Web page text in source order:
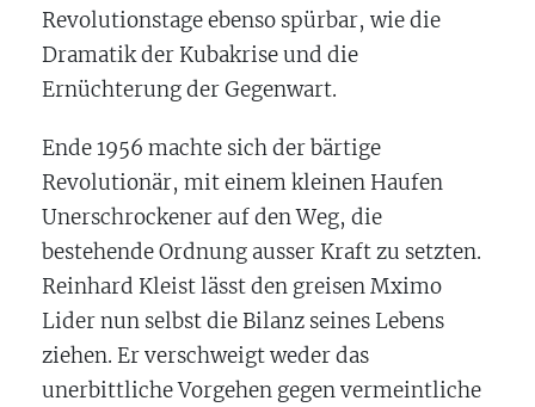
Revolutionstage ebenso spürbar, wie die
Dramatik der Kubakrise und die
Ernüchterung der Gegenwart.
Ende 1956 machte sich der bärtige
Revolutionär, mit einem kleinen Haufen
Unerschrockener auf den Weg, die
bestehende Ordnung ausser Kraft zu setzten.
Reinhard Kleist lässt den greisen Mximo
Lider nun selbst die Bilanz seines Lebens
ziehen. Er verschweigt weder das
unerbittliche Vorgehen gegen vermeintliche